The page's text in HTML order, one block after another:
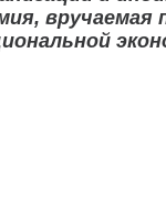
вручаемая